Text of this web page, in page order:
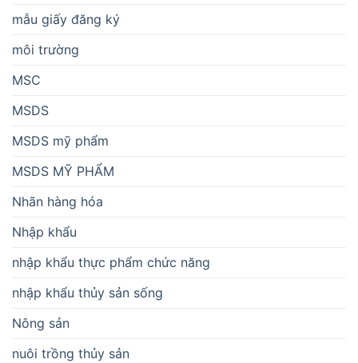
mẫu giấy đăng ký
môi trường
MSC
MSDS
MSDS mỹ phẩm
MSDS MỸ PHẨM
Nhãn hàng hóa
Nhập khẩu
nhập khẩu thực phẩm chức năng
nhập khẩu thủy sản sống
Nông sản
nuôi trồng thủy sản